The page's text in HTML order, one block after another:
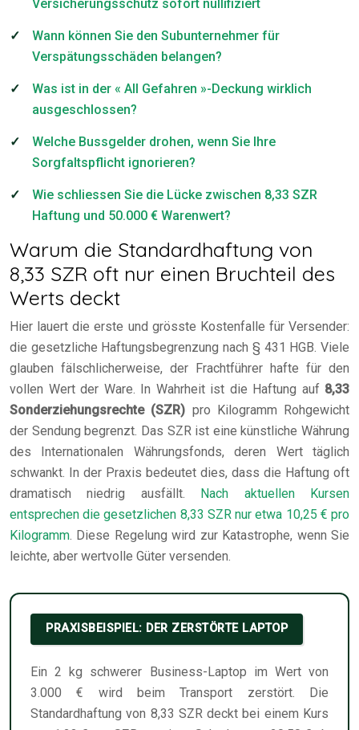
Versicherungsschutz sofort nullifiziert
Wann können Sie den Subunternehmer für
Verspätungsschäden belangen?
Was ist in der « All Gefahren »-Deckung wirklich
ausgeschlossen?
Welche Bussgelder drohen, wenn Sie Ihre
Sorgfaltspflicht ignorieren?
Wie schliessen Sie die Lücke zwischen 8,33 SZR
Haftung und 50.000 € Warenwert?
Warum die Standardhaftung von
8,33 SZR oft nur einen Bruchteil des
Werts deckt
Hier lauert die erste und grösste Kostenfalle für Versender:
die gesetzliche Haftungsbegrenzung nach § 431 HGB. Viele
glauben fälschlicherweise, der Frachtführer hafte für den
vollen Wert der Ware. In Wahrheit ist die Haftung auf 8,33
Sonderziehungsrechte (SZR) pro Kilogramm Rohgewicht
der Sendung begrenzt. Das SZR ist eine künstliche Währung
des Internationalen Währungsfonds, deren Wert täglich
schwankt. In der Praxis bedeutet dies, dass die Haftung oft
dramatisch niedrig ausfällt. Nach aktuellen Kursen
entsprechen die gesetzlichen 8,33 SZR nur etwa 10,25 € pro
Kilogramm. Diese Regelung wird zur Katastrophe, wenn Sie
leichte, aber wertvolle Güter versenden.
PRAXISBEISPIEL: DER ZERSTÖRTE LAPTOP
Ein 2 kg schwerer Business-Laptop im Wert von
3.000 € wird beim Transport zerstört. Die
Standardhaftung von 8,33 SZR deckt bei einem Kurs